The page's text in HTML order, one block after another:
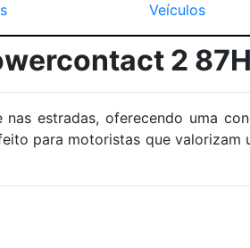
Veículos
2 87H
estradas, oferecendo uma
para motoristas que valorizam